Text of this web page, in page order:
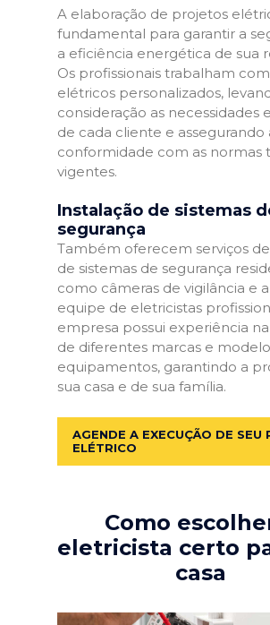
A elaboração de projetos
fundamental para garantir a
a eficiência energética de sua
Os profissionais trabalham
elétricos personalizados,
consideração as necessidades
de cada cliente e assegurando
conformidade com as normas
vigentes.
Instalação de sistemas
segurança
Também oferecem serviços
de sistemas de segurança
como câmeras de vigilância e
equipe de eletricistas
empresa possui experiência
de diferentes marcas e
equipamentos, garantindo a
sua casa e de sua família.
AGENDE A EXECUÇÃO DE SEU
ELÉTRICO
Como
eletricista certo
casa